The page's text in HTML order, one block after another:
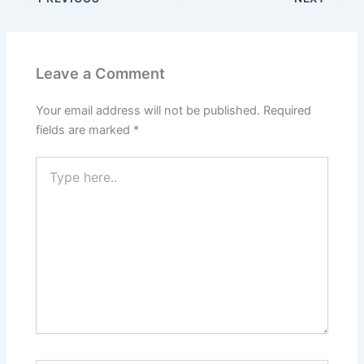
Leave a Comment
Your email address will not be published. Required
fields are marked *
here..